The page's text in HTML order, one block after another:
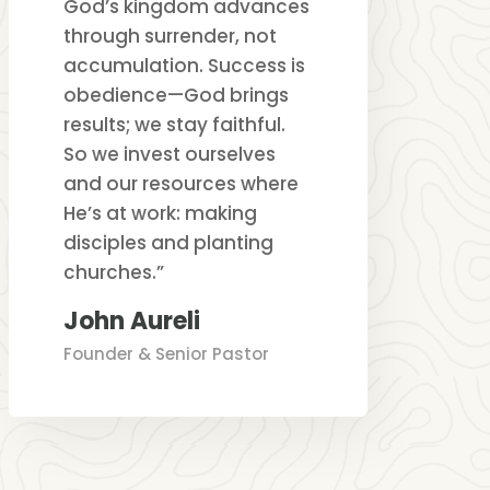
God’s kingdom advances
through surrender, not
accumulation. Success is
obedience—God brings
results; we stay faithful.
So we invest ourselves
and our resources where
He’s at work: making
disciples and planting
churches.”
John Aureli
Founder & Senior Pastor​